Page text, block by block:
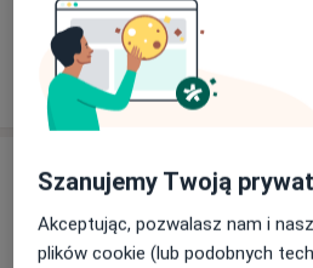
POZ, ponad 10 tys. dzieci w
Szkolnej, prowadzonych jest
specjalistycznych.
Posiadamy rozbudowaną bazę
laboratorium analityczne,
ultrasonograficzne,
krążenia oraz centralnego
więcejO nas
Usługi
Konsultacja urologiczna
Szanujemy Twoją
Akceptując, pozwalasz nam i
plików cookie (lub podobnych